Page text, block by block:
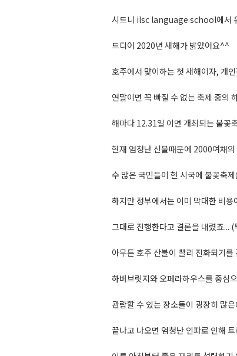
시드니 ilsc language school에서
드디어 2020년 새해가 밝았어요^^
호주에서 맞이하는 첫 새해이자, 개
연말이면 꼭 빠질 수 없는 축제 중의
해마다 12.31일 이면 개최되는 불꽃
현재 엄청난 산불때문에 2000여채
수 많은 국민들이 현 시국에 불꽃축
하지만 정부에서는 이미 막대한 비
그대로 진행한다고 결론을 내렸죠...
아무튼 호주 산불이 빨리 진화되기를
하버브릿지와 오페라하우스를 중심
관람할 수 있는 장소들이 굉장히 많
끝나고 나오면 엄청난 인파로 인해